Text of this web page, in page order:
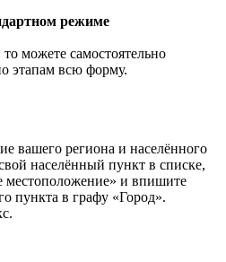
режиме
можете самостоятельно
этапам всю форму.
вашего региона и населённого
населённый пункт в списке,
местоположение» и впишите
пункта в графу «Город».